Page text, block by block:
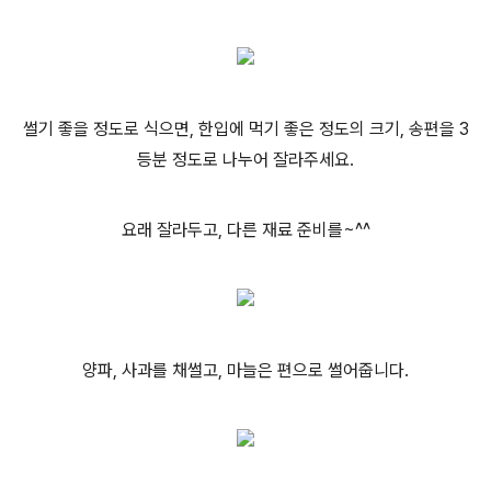
썰기 좋을 정도로 식으면, 한입에 먹기 좋은 정도의 크기, 송편을 3
등분 정도로 나누어 잘라주세요.
요래 잘라두고, 다른 재료 준비를~^^
양파, 사과를 채썰고, 마늘은 편으로 썰어줍니다.